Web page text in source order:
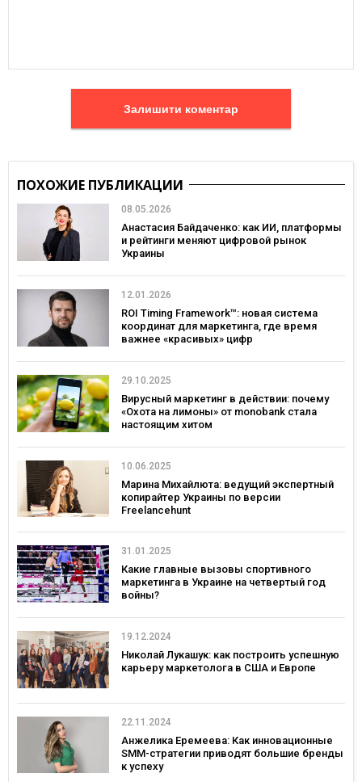
Залишити коментар
ПОХОЖИЕ ПУБЛИКАЦИИ
08.05.2026
Анастасия Байдаченко: как ИИ, платформы
и рейтинги меняют цифровой рынок
Украины
12.01.2026
ROI Timing Framework™: новая система
координат для маркетинга, где время
важнее «красивых» цифр
29.10.2025
Вирусный маркетинг в действии: почему
«Охота на лимоны» от monobank стала
настоящим хитом
10.06.2025
Марина Михайлюта: ведущий экспертный
копирайтер Украины по версии
Freelancehunt
31.01.2025
Какие главные вызовы спортивного
маркетинга в Украине на четвертый год
войны?
19.12.2024
Николай Лукашук: как построить успешную
карьеру маркетолога в США и Европе
22.11.2024
Анжелика Еремеева: Как инновационные
SMM-стратегии приводят большие бренды
к успеху